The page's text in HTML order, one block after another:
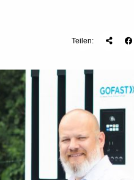
Teilen: